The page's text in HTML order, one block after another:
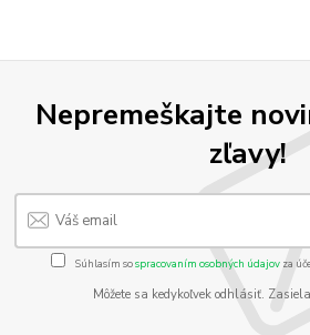
Nepremeškajte
zľavy!
Súhlasím sospracovaním osobných údajov za
Môžete sa kedykoľvek odhlásiť.